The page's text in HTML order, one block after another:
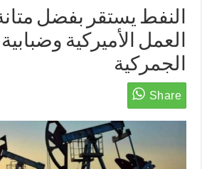
النفط يستقر بفضل
العمل الأميركية
الجمركية